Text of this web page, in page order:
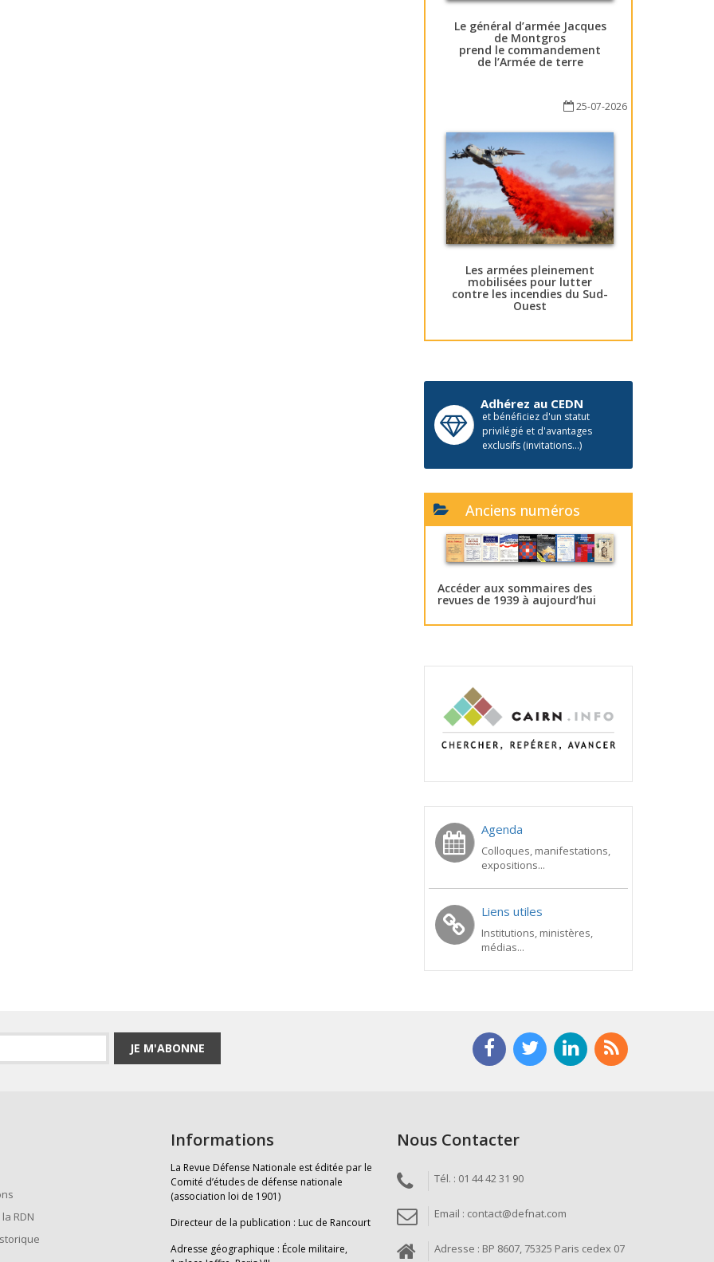
Le général d’armée Jacques
de Montgros
prend le commandement
de l’Armée de terre
25-07-2026
Les armées pleinement
mobilisées pour lutter
contre les incendies du Sud-
Ouest
Adhérez au CEDN
et bénéficiez d'un statut
privilégié et d'avantages
exclusifs (invitations...)
Anciens numéros
Accéder aux sommaires des
revues de 1939 à aujourd’hui
Agenda
Colloques, manifestations,
expositions...
Liens utiles
Institutions, ministères,
médias...
JE M'ABONNE
RDN
Informations
La Revue Défense Nationale est éditée par le
Comité d’études de défense nationale
(association loi de 1901)
Directeur de la publication : Luc de Rancourt
Adresse géographique : École militaire,
Nous Contacter
Tél. : 01 44 42 31 90
Email : contact@defnat.com
Adresse : BP 8607, 75325 Paris cedex 07